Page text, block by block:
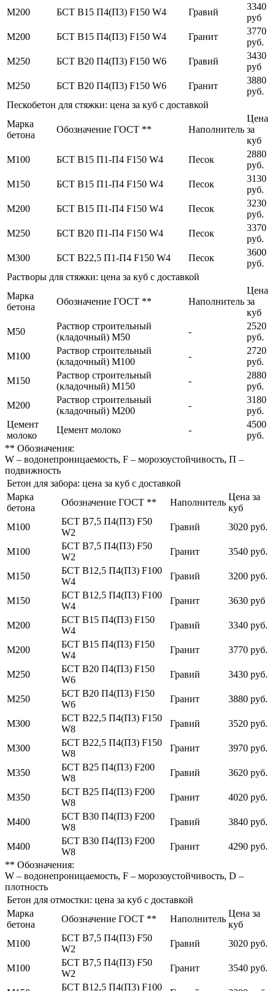
М200
БСТ В15 П4(П3) F150 W4 Гравий
3340
руб
М200
БСТ В15 П4(П3) F150 W4 Гранит
3770
руб.
М250
БСТ В20 П4(П3) F150 W6 Гравий
3430
руб
М250
БСТ В20 П4(П3) F150 W6 Гранит
3880
руб.
Пескобетон для стяжки: цена за куб с доставкой
Марка
бетона
Обозначение ГОСТ ** Наполнитель
Цена
за
куб
М100
БСТ В15 П1-П4 F150 W4 Песок
2880
руб.
М150
БСТ В15 П1-П4 F150 W4 Песок
3130
руб.
М200
БСТ В15 П1-П4 F150 W4 Песок
3230
руб.
М250
БСТ В20 П1-П4 F150 W4 Песок
3370
руб.
М300
БСТ В22,5 П1-П4 F150 W4 Песок
3600
руб.
Растворы для стяжки: цена за куб с доставкой
Марка
бетона
Обозначение ГОСТ ** Наполнитель
Цена
за
куб
М50
Раствор строительный
(кладочный) М50
-
2520
руб.
М100
Раствор строительный
(кладочный) М100
-
2720
руб.
М150
Раствор строительный
(кладочный) М150
-
2880
руб.
М200
Раствор строительный
(кладочный) М200
-
3180
руб.
Цемент
молоко
Цемент молоко -
4500
руб.
** Обозначения:
W – водонепроницаемость, F – морозоустойчивость, П –
подвижность
Бетон для забора: цена за куб с доставкой
Марка
бетона
Обозначение ГОСТ ** Наполнитель
Цена за
куб
М100
БСТ В7,5 П4(П3) F50
W2
Гравий 3020 руб.
М100
БСТ В7,5 П4(П3) F50
W2
Гранит 3540 руб.
М150
БСТ В12,5 П4(П3) F100
W4
Гравий 3200 руб.
М150
БСТ В12,5 П4(П3) F100
W4
Гранит 3630 руб
М200
БСТ В15 П4(П3) F150
W4
Гравий 3340 руб.
М200
БСТ В15 П4(П3) F150
W4
Гранит 3770 руб.
М250
БСТ В20 П4(П3) F150
W6
Гравий 3430 руб.
М250
БСТ В20 П4(П3) F150
W6
Гранит 3880 руб.
М300
БСТ В22,5 П4(П3) F150
W8
Гравий 3520 руб.
М300
БСТ В22,5 П4(П3) F150
W8
Гранит 3970 руб.
М350
БСТ В25 П4(П3) F200
W8
Гравий 3620 руб.
М350
БСТ В25 П4(П3) F200
W8
Гранит 4020 руб.
М400
БСТ В30 П4(П3) F200
W8
Гравий 3840 руб.
М400
БСТ В30 П4(П3) F200
W8
Гранит
4290 руб.
** Обозначения:
W – водонепроницаемость, F – морозоустойчивость, D –
плотность
Бетон для отмостки: цена за куб с доставкой
Марка
бетона
Обозначение ГОСТ ** Наполнитель
Цена за
куб
М100
БСТ В7,5 П4(П3) F50
W2
Гравий 3020 руб.
М100
БСТ В7,5 П4(П3) F50
W2
Гранит 3540 руб.
БСТ В12,5 П4(П3) F100